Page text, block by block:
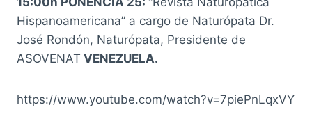
Hispanoamericana” a cargo de Naturópata Dr.
José Rondón, Naturópata, Presidente de
ASOVENAT VENEZUELA.
https://www.youtube.com/watch?v=7piePnLqxVY